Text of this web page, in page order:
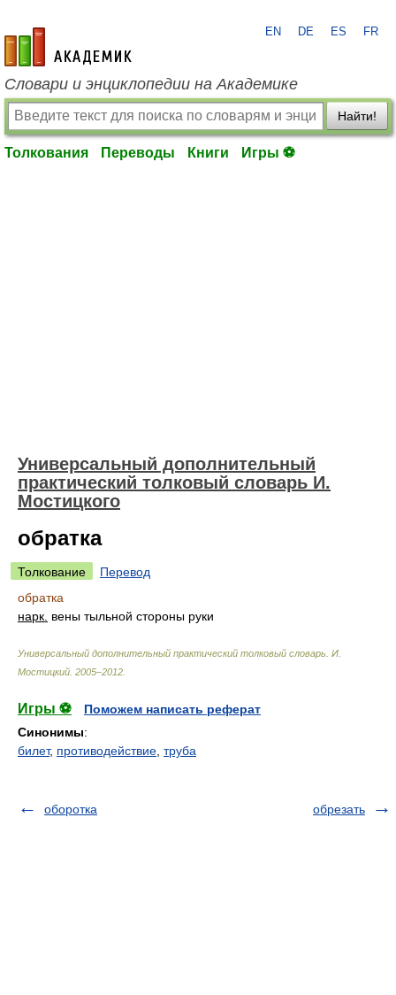
academic.ru
EN DE ES FR
Словари и энциклопедии на Академике
Найти!
Толкования Переводы Книги Игры ⚽
Универсальный дополнительный
практический толковый словарь И.
Мостицкого
обратка
Толкование
Перевод
обратка
нарк. вены тыльной стороны руки
Универсальный дополнительный практический толковый словарь И.
Мостицкий 2005–2012
Игры ⚽
Поможем написать реферат
Синонимы:
билет, противодействие труба
оборотка обрезать